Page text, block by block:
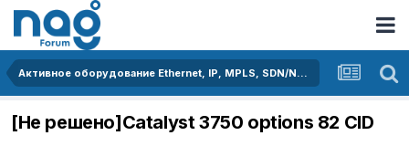
Активное оборудование Ethernet, IP, MPLS, SDN/NFV...
[Не решено]Catalyst 3750 options 82 CID